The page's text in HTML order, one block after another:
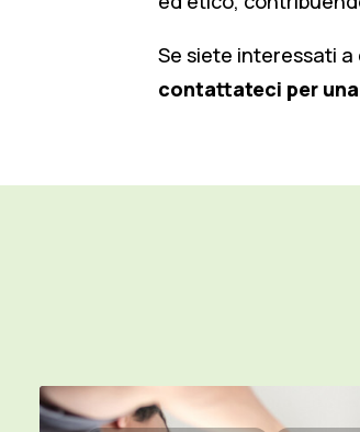
Se siete interessati
contattateci per